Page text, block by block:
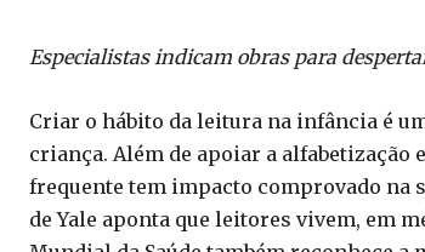
Especialistas indicam obras para
Criar o hábito da leitura na infância é
criança. Além de apoiar a
frequente tem impacto comprovado na
de Yale aponta que leitores vivem, em